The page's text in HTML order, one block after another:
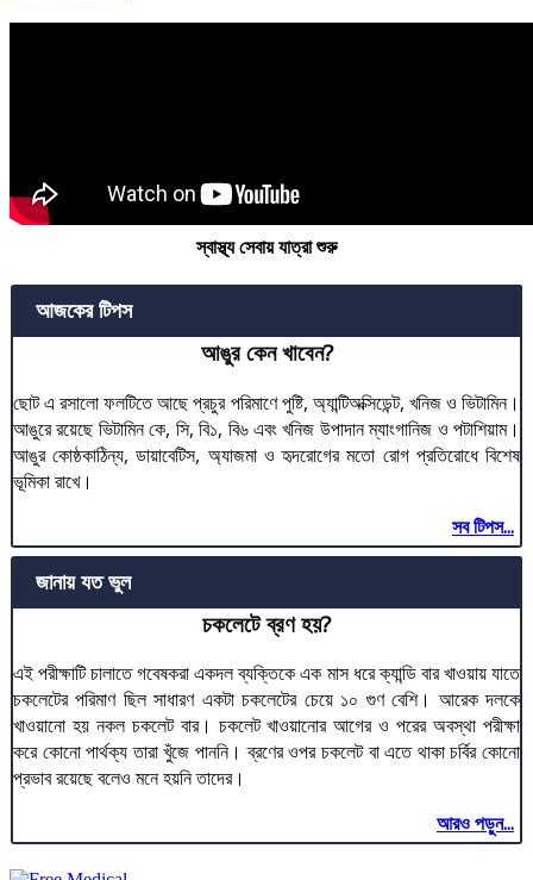
স্বাস্থ্য সেবায় যাত্রা শুরু
আজকের টিপস
আঙুর কেন খাবেন?
ছোট এ রসালো ফলটিতে আছে প্রচুর পরিমাণে পুষ্টি, অ্যান্টিঅক্সিডেন্ট, খনিজ ও ভিটামিন।
আঙুরে রয়েছে ভিটামিন কে, সি, বি১, বি৬ এবং খনিজ উপাদান ম্যাংগানিজ ও পটাশিয়াম।
আঙুর কোষ্ঠকাঠিন্য, ডায়াবেটিস, অ্যাজমা ও হৃদরোগের মতো রোগ প্রতিরোধে বিশেষ
ভূমিকা রাখে।
সব টিপস...
জানায় যত ভুল
চকলেটে ব্রণ হয়?
এই পরীক্ষাটি চালাতে গবেষকরা একদল ব্যক্তিকে এক মাস ধরে ক্যান্ডি বার খাওয়ায় যাতে
চকলেটের পরিমাণ ছিল সাধারণ একটা চকলেটের চেয়ে ১০ গুণ বেশি। আরেক দলকে
খাওয়ানো হয় নকল চকলেট বার। চকলেট খাওয়ানোর আগের ও পরের অবস্থা পরীক্ষা
করে কোনো পার্থক্য তারা খুঁজে পাননি। ব্রণের ওপর চকলেট বা এতে থাকা চর্বির কোনো
প্রভাব রয়েছে বলেও মনে হয়নি তাদের।
আরও পড়ুন...